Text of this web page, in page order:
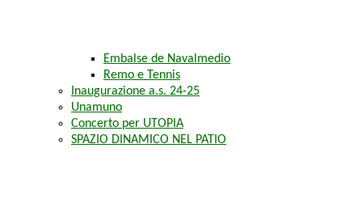
Embalse de Navalmedio
Remo e Tennis
Inaugurazione a.s. 24-25
Unamuno
Concerto per UTOPIA
SPAZIO DINAMICO NEL PATIO